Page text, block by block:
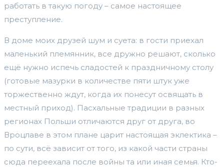
работать в такую погоду – самое настоящее
преступление.
В доме моих друзей шум и суета: в гости приехал
маленький племянник, все дружно решают, сколько
ещё нужно испечь сладостей к праздничному столу
(готовые мазурки в количестве пяти штук уже
торжественно ждут, когда их понесут освящать в
местный приход). Пасхальные традиции в разных
регионах Польши отличаются друг от друга, во
Вроцлаве в этом плане царит настоящая эклектика –
по сути, всё зависит от того, из какой части страны
сюда переехала после войны та или иная семья. Кто-